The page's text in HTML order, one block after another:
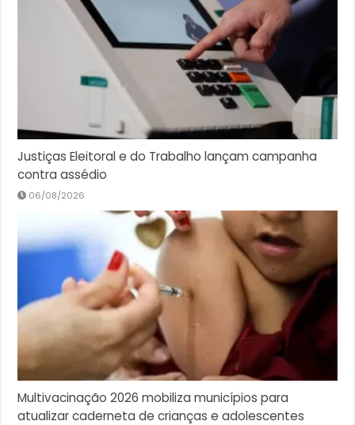
Justiças Eleitoral e do Trabalho lançam campanha
contra assédio
06/08/2026
Multivacinação 2026 mobiliza municípios para
atualizar caderneta de crianças e adolescentes